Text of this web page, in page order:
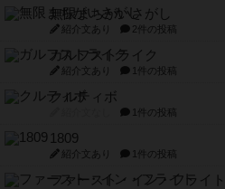
無限まちがいさがし
紹介文あり 2件の投稿
ガルフストライク
紹介文あり 1件の投稿
クルティボ
1件の投稿
1809
紹介文あり 1件の投稿
ファースト・イン・フライト